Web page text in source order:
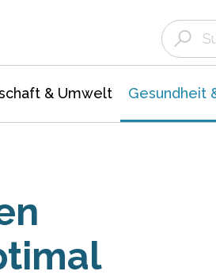
& Umwelt Gesundheit